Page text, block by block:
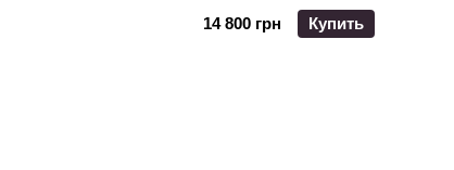
14 800 грн
Купить